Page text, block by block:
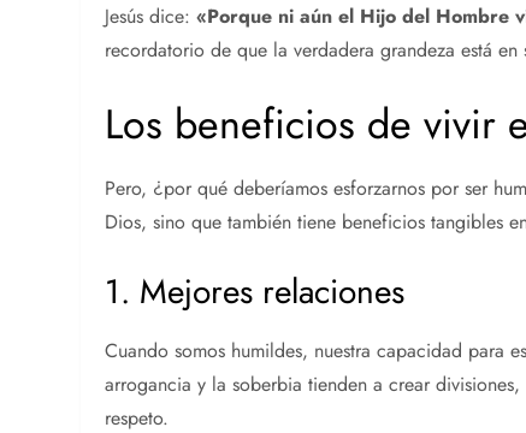
Jesús dice:«Porque ni aún el Hijo del Hombre
recordatorio de que la verdadera grandeza está en
Los beneficios de vivir
Pero, ¿por qué deberíamos esforzarnos por ser
Dios, sino que también tiene beneficios tangibles
1. Mejores relaciones
Cuando somos humildes, nuestra capacidad para
arrogancia y la soberbia tienden a crear divisiones,
respeto.